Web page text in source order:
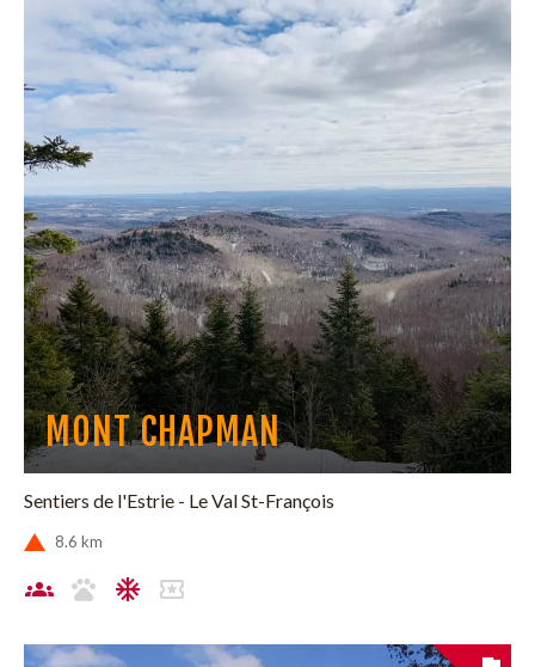
MONT CHAPMAN
Sentiers de l'Estrie - Le Val St-François
8.6 km